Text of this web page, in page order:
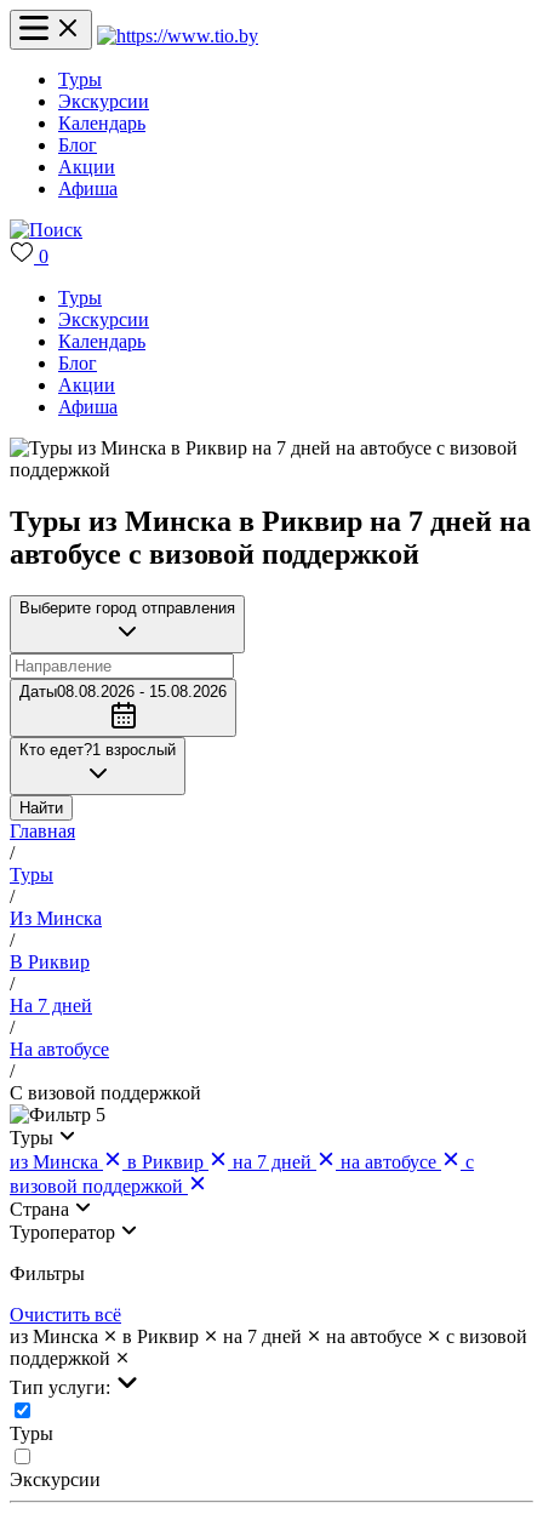
Туры
Экскурсии
Календарь
Блог
Акции
Афиша
0
Туры
Экскурсии
Календарь
Блог
Акции
Афиша
Туры из Минска в Риквир на 7 дней на
автобусе с визовой поддержкой
Выберите город отправления
Даты08.08.2026 - 15.08.2026
Кто едет?1 взрослый
Найти
Главная
/
Туры
/
Из Минска
/
В Риквир
/
На 7 дней
/
На автобусе
/
С визовой поддержкой
5
Туры
из Минска
в Риквир на 7 дней на автобусе
с
визовой поддержкой
Страна
Туроператор
Фильтры
Очистить всё
из Минска
в Риквир на 7 дней на автобусе
с визовой
поддержкой
Тип услуги:
Туры
Экскурсии